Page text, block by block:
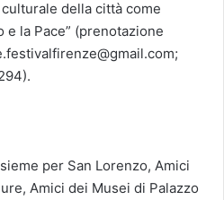
della città come
la Pace” (prenotazione
per San Lorenzo, Amici
Amici dei Musei di Palazzo